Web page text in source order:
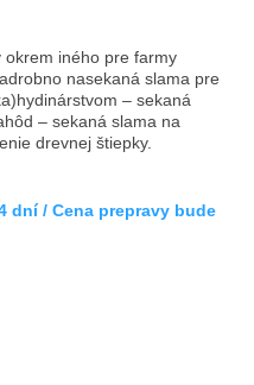
okrem iného pre farmy
nasekaná slama pre
– sekaná
– sekaná slama na
drevnej štiepky.
dní / Cena prepravy bude